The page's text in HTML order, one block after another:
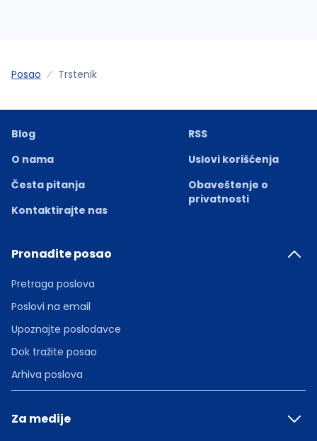
Posao Trstenik
Blog
O nama
Česta pitanja
Kontaktirajte nas
RSS
Uslovi korišćenja
Obaveštenje o
privatnosti
Pronađite posao
Pretraga poslova
Poslovi na email
Upoznajte poslodavce
Dok tražite posao
Arhiva poslova
Za medije